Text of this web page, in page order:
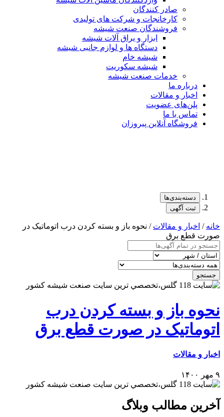
صادر کنندگان
کارخانجات و شرکت های تولیدی
فروشندگان صنعت شیشه
ابزار و یراق آلات شیشه
دستگاه ها و لوازم جانبی شیشه
شیشه خام
شیشه سکوریت
خدمات صنعت شیشه
درباره ما
اخبار و مقالات
پلن‌های عضویت
تماس با ما
فروشگاه آنلاین پیروزان
دسته‌بندی‌ها
ثبت آگهی
خانه / اخبار و مقالات / نحوه باز و بسته کردن درب اتوماتیک در
صورت قطع برق
جستجو
نحوه باز و بسته کردن درب
اتوماتیک در صورت قطع برق
اخبار و مقالات
۹ مهر ۱۴۰۰
آخرین مطالب وبلاگ